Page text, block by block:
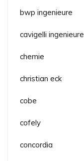
bwp ingenieure
cavigelli ingenieure
chemie
christian eck
cobe
cofely
concordia